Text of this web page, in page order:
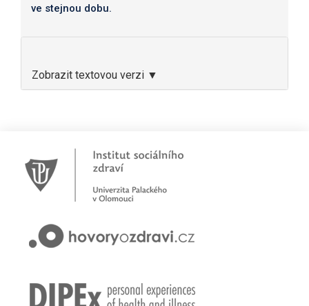
ve stejnou dobu.
Zobrazit textovou verzi ▼